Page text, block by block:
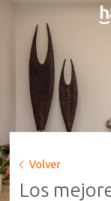
Volver
Los